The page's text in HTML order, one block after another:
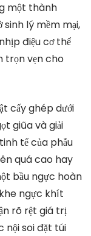
một thành
lý mềm mại,
điệu cơ thể
trọn vẹn cho
cấy ghép dưới
giũa và giải
tế của phẫu
quá cao hay
bầu ngực hoàn
ngực khít
rõ rệt giá trị
nội soi đặt túi